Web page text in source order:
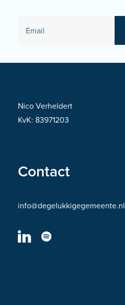
Nico Verheldert
KvK: 83971203
Contact
info@degelukkigegemeente.nl